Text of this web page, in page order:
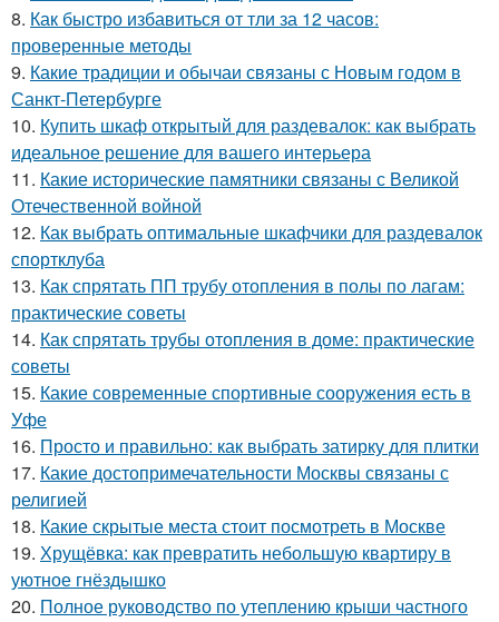
8. Как быстро избавиться от тли за 12 часов:
проверенные методы
9. Какие традиции и обычаи связаны с Новым годом в
Санкт-Петербурге
10. Купить шкаф открытый для раздевалок: как выбрать
идеальное решение для вашего интерьера
11. Какие исторические памятники связаны с Великой
Отечественной войной
12. Как выбрать оптимальные шкафчики для раздевалок
спортклуба
13. Как спрятать ПП трубу отопления в полы по лагам:
практические советы
14. Как спрятать трубы отопления в доме: практические
советы
15. Какие современные спортивные сооружения есть в
Уфе
16. Просто и правильно: как выбрать затирку для плитки
17. Какие достопримечательности Москвы связаны с
религией
18. Какие скрытые места стоит посмотреть в Москве
19. Хрущёвка: как превратить небольшую квартиру в
уютное гнёздышко
20. Полное руководство по утеплению крыши частного